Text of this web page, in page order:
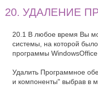
20. УДАЛЕНИЕ
20.1 В любое время Вы
системы, на которой
программы
Удалить Программное
и компоненты" выбрав в